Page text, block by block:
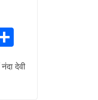
h
ar
देवी